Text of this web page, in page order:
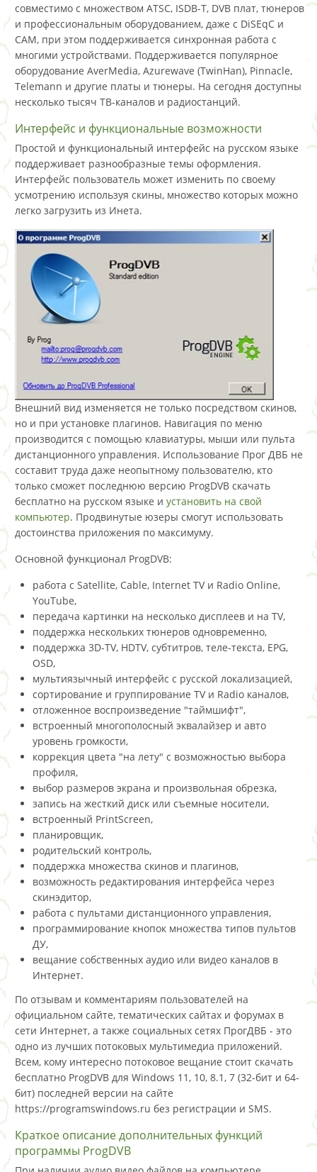
совместимо с множеством ATSC, ISDB-T, DVB плат, тюнеров
и профессиональным оборудованием, даже с DiSEqC и
CAM, при этом поддерживается синхронная работа с
многими устройствами. Поддерживается популярное
оборудование AverMedia, Azurewave (TwinHan), Pinnacle,
Telemann и другие платы и тюнеры. На сегодня доступны
несколько тысяч ТВ-каналов и радиостанций.
Интерфейс и функциональные возможности
Простой и функциональный интерфейс на русском языке
поддерживает разнообразные темы оформления.
Интерфейс пользователь может изменить по своему
усмотрению используя скины, множество которых можно
легко загрузить из Инета.
Внешний вид изменяется не только посредством скинов,
но и при установке плагинов. Навигация по меню
производится с помощью клавиатуры, мыши или пульта
дистанционного управления. Использование Прог ДВБ не
составит труда даже неопытному пользователю, кто
только сможет последнюю версию ProgDVB скачать
бесплатно на русском языке и установить на свой
компьютер. Продвинутые юзеры смогут использовать
достоинства приложения по максимуму.
Основной функционал ProgDVB:
работа с Satellite, Cable, Internet TV и Radio Online,
YouTube,
передача картинки на несколько дисплеев и на TV,
поддержка нескольких тюнеров одновременно,
поддержка 3D-TV, HDTV, субтитров, теле-текста, EPG,
OSD,
мультиязычный интерфейс с русской локализацией,
сортирование и группирование TV и Radio каналов,
отложенное воспроизведение "таймшифт",
встроенный многополосный эквалайзер и авто
уровень громкости,
коррекция цвета "на лету" с возможностью выбора
профиля,
выбор размеров экрана и произвольная обрезка,
запись на жесткий диск или съемные носители,
встроенный PrintScreen,
планировщик,
родительский контроль,
поддержка множества скинов и плагинов,
возможность редактирования интерфейса через
скинэдитор,
работа с пультами дистанционного управления,
программирование кнопок множества типов пультов
ДУ,
вещание собственных аудио или видео каналов в
Интернет.
По отзывам и комментариям пользователей на
официальном сайте, тематических сайтах и форумах в
сети Интернет, а также социальных сетях ПрогДВБ - это
одно из лучших потоковых мультимедиа приложений.
Всем, кому интересно потоковое вещание стоит скачать
бесплатно ProgDVB для Windows 11, 10, 8.1, 7 (32-бит и 64-
бит) последней версии на сайте
https://programswindows.ru без регистрации и SMS.
Краткое описание дополнительных функций
программы ProgDVB